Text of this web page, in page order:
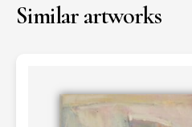
Similar artworks